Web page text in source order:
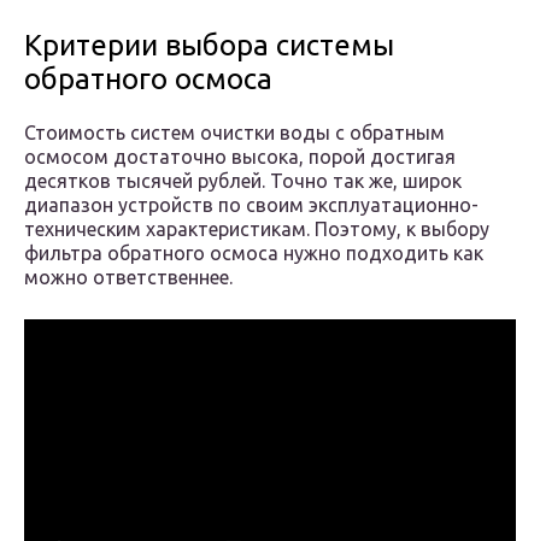
Критерии выбора системы
обратного осмоса
Стоимость систем очистки воды с обратным
осмосом достаточно высока, порой достигая
десятков тысячей рублей. Точно так же, широк
диапазон устройств по своим эксплуатационно-
техническим характеристикам. Поэтому, к выбору
фильтра обратного осмоса нужно подходить как
можно ответственнее.